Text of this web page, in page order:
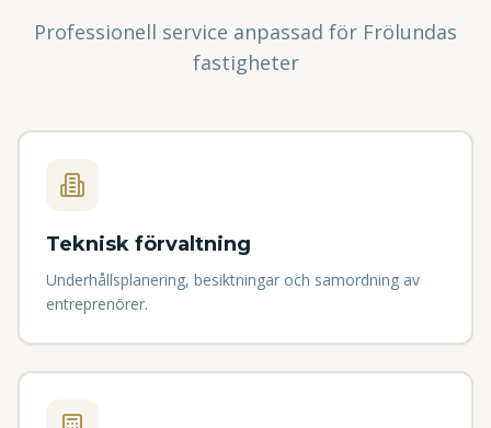
Professionell service anpassad för Frölundas
fastigheter
Teknisk förvaltning
Underhållsplanering, besiktningar och samordning av
entreprenörer.